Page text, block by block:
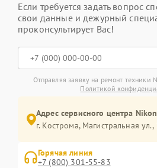
Если требуется задать вопрос
свои данные и дежурный
проконсультирует Вас!
Отправляя заявку на ремонт техники
Политикой
Адрес сервисного центра
г. Кострома, Магистральная ул.,
Горячая линия
+7 (800) 301-55-83